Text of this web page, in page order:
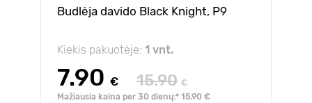
Budlėja davido Black Knight, P9
Kiekis pakuotėje: 1 vnt.
7.90 € 15.90 €
Mažiausia kaina per 30 dienų:* 15.90 €